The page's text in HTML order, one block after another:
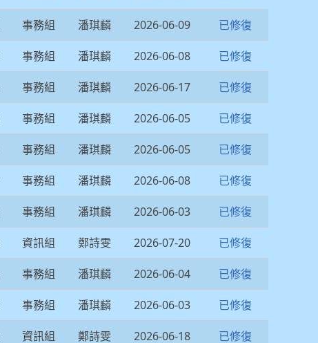
事務組 潘琪麟 2026-06-09 已修復
事務組 潘琪麟 2026-06-08 已修復
事務組 潘琪麟 2026-06-17 已修復
事務組 潘琪麟 2026-06-05 已修復
事務組 潘琪麟 2026-06-05 已修復
事務組 潘琪麟 2026-06-08 已修復
事務組 潘琪麟 2026-06-03 已修復
資訊組 鄭詩雯 2026-07-20 已修復
事務組 潘琪麟 2026-06-04 已修復
事務組 潘琪麟 2026-06-03 已修復
資訊組 鄭詩雯 2026-06-18 已修復